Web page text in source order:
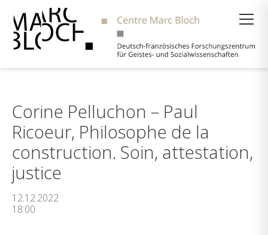
Corine Pelluchon – Paul
Ricoeur, Philosophe de la
construction. Soin, attestation,
justice
12.12.2022
18:00